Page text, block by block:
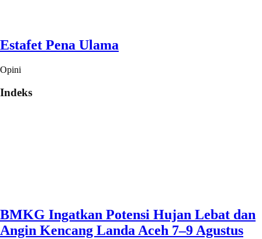
Estafet Pena Ulama
Opini
Indeks
BMKG Ingatkan Potensi Hujan Lebat dan
Angin Kencang Landa Aceh 7–9 Agustus